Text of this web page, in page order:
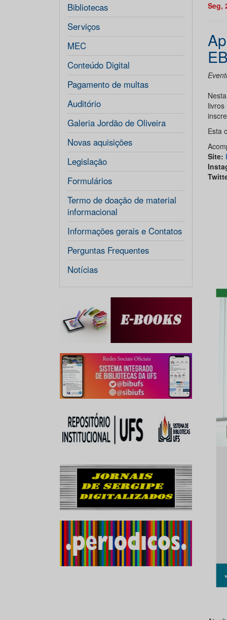
Bibliotecas
Serviços
MEC
Conteúdo Digital
Pagamento de multas
Auditório
Galeria Jordão de Oliveira
Novas aquisições
Legislação
Formulários
Termo de doação de material
informacional
Informações gerais e Contatos
Perguntas Frequentes
Notícias
Seg,
Esta
Site: